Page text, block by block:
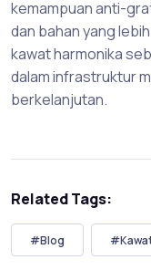
kemampuan anti-
dan bahan yang
kawat harmonika
dalam infrastruktur
berkelanjutan.
Related Tags:
#Blog